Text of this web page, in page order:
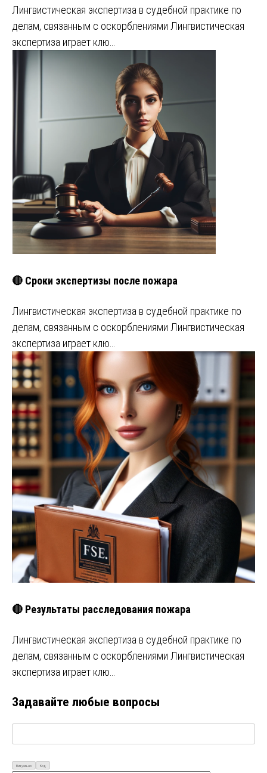
Лингвистическая экспертиза в судебной практике по
делам, связанным с оскорблениями Лингвистическая
экспертиза играет клю…
🔴 Сроки экспертизы после пожара
Лингвистическая экспертиза в судебной практике по
делам, связанным с оскорблениями Лингвистическая
экспертиза играет клю…
🔴 Результаты расследования пожара
Лингвистическая экспертиза в судебной практике по
делам, связанным с оскорблениями Лингвистическая
экспертиза играет клю…
Задавайте любые вопросы
Визуально Код